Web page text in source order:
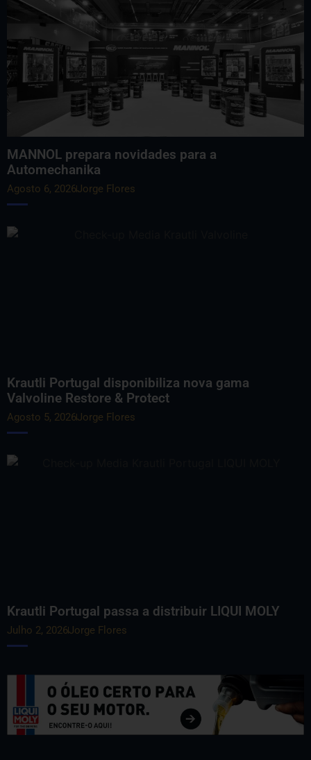
MANNOL prepara novidades para a
Automechanika
Agosto 6, 2026Jorge Flores
Krautli Portugal disponibiliza nova gama
Valvoline Restore & Protect
Agosto 5, 2026Jorge Flores
Krautli Portugal passa a distribuir LIQUI MOLY
Julho 2, 2026Jorge Flores